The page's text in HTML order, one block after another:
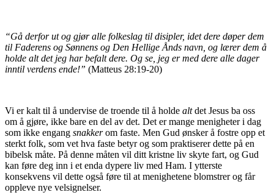
“Gå derfor ut og gjør alle folkeslag til disipler, idet dere døper dem
til Faderens og Sønnens og Den Hellige Ånds navn, og lærer dem å
holde alt det jeg har befalt dere. Og se, jeg er med dere alle dager
inntil verdens ende!” (Matteus 28:19-20)
Vi er kalt til å undervise de troende til å holde altdet Jesus ba oss
om å gjøre, ikke bare en del av det. Det er mange menigheter i dag
som ikke engang snakkerom faste. Men Gud ønsker å fostre opp et
sterkt folk, som vet hva faste betyr og som praktiserer dette på en
bibelsk måte. På denne måten vil ditt kristne liv skyte fart, og Gud
kan føre deg inn i et enda dypere liv med Ham. I ytterste
konsekvens vil dette også føre til at menighetene blomstrer og får
oppleve nye velsignelser.